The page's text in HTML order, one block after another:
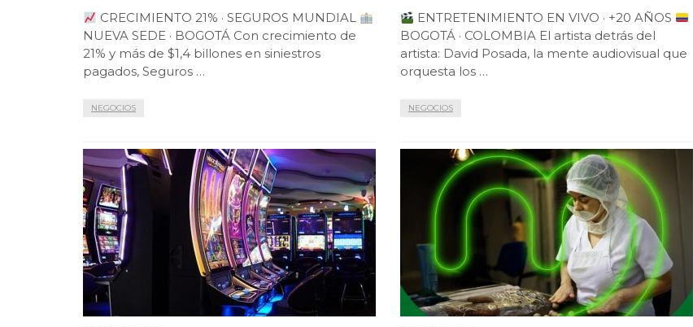
CRECIMIENTO 21% · SEGUROS MUNDIAL
NUEVA SEDE · BOGOTÁ Con crecimiento de
21% y más de $1,4 billones en siniestros
pagados, Seguros …
NEGOCIOS
ENTRETENIMIENTO EN VIVO · +20 AÑOS
BOGOTÁ · COLOMBIA El artista detrás del
artista: David Posada, la mente audiovisual que
orquesta los …
NEGOCIOS